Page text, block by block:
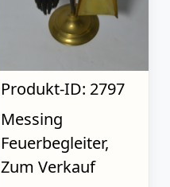
Produkt-ID: 2797
Messing
Feuerbegleiter,
Zum Verkauf